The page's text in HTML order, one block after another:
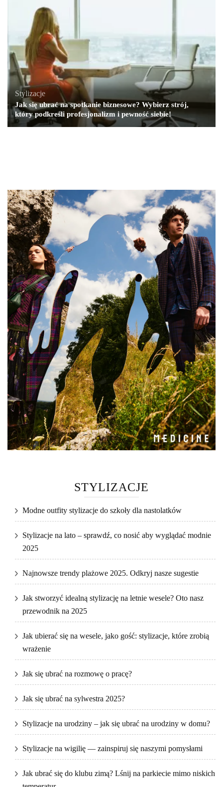
Stylizacje
Jak się ubrać na spotkanie biznesowe? Wybierz strój,
który podkreśli profesjonalizm i pewność siebie!
STYLIZACJE
Modne outfity stylizacje do szkoły dla nastolatków
Stylizacje na lato – sprawdź, co nosić aby wyglądać modnie
2025
Najnowsze trendy plażowe 2025. Odkryj nasze sugestie
Jak stworzyć idealną stylizację na letnie wesele? Oto nasz
przewodnik na 2025
Jak ubierać się na wesele, jako gość: stylizacje, które zrobią
wrażenie
Jak się ubrać na rozmowę o pracę?
Jak się ubrać na sylwestra 2025?
Stylizacje na urodziny – jak się ubrać na urodziny w domu?
Stylizacje na wigilię — zainspiruj się naszymi pomysłami
Jak ubrać się do klubu zimą? Lśnij na parkiecie mimo niskich